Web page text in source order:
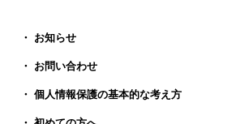
・ お知らせ
・ お問い合わせ
・ 個人情報保護の基本的な考え方